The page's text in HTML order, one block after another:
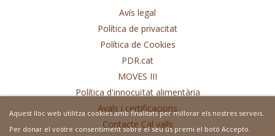
Avís legal
Política de privacitat
Política de Cookies
PDR.cat
MOVES III
Política d'innocuïtat alimentària
Avals i certificacions
Contacte Cal valls
Aquest lloc web utilitza cookies amb finalitats per millorar els nostres serveis.
Per donar el vostre consentiment sobre el seu ús premi el botó Accepto.